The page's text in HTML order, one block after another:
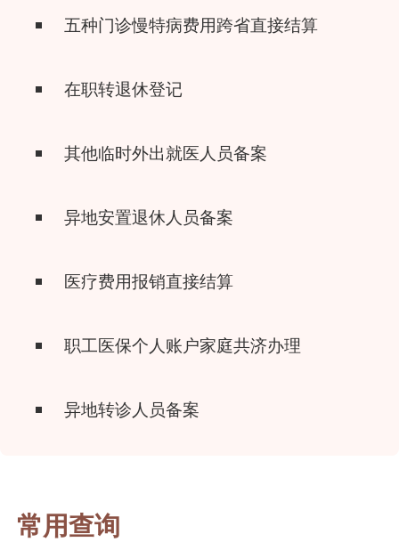
五种门诊慢特病费用跨省直接结算
在职转退休登记
其他临时外出就医人员备案
异地安置退休人员备案
医疗费用报销直接结算
职工医保个人账户家庭共济办理
异地转诊人员备案
常用查询